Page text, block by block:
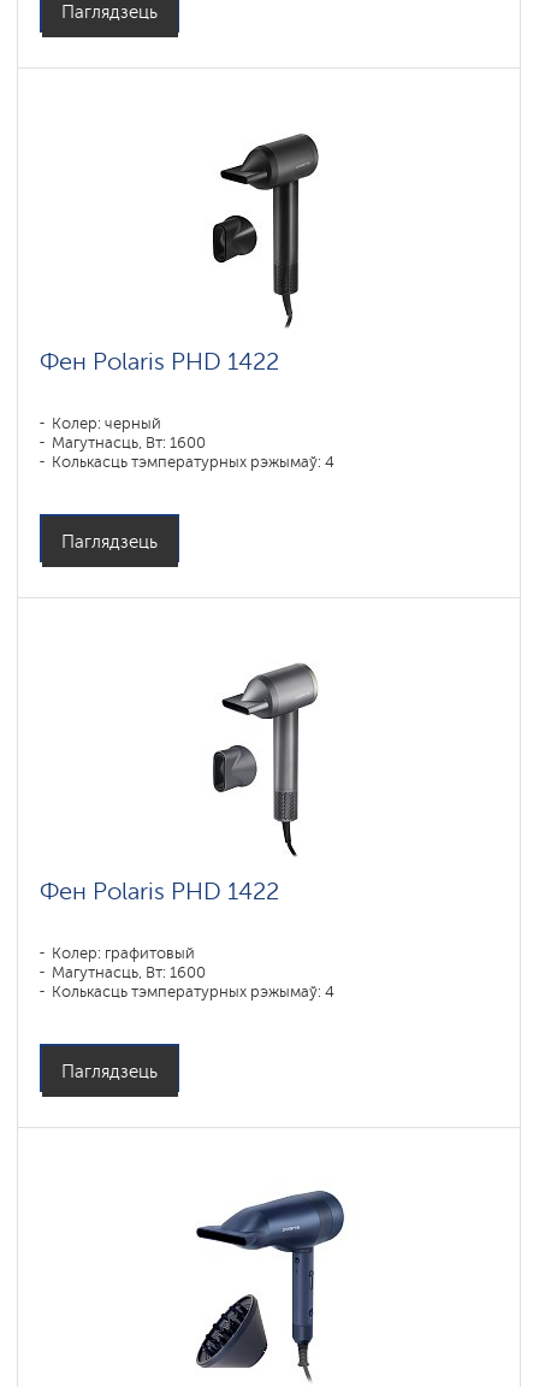
Паглядзець
Фен Polaris PHD 1422
Колер: черный
Магутнасць, Вт: 1600
Колькасць тэмпературных рэжымаў: 4
Паглядзець
Фен Polaris PHD 1422
Колер: графитовый
Магутнасць, Вт: 1600
Колькасць тэмпературных рэжымаў: 4
Паглядзець